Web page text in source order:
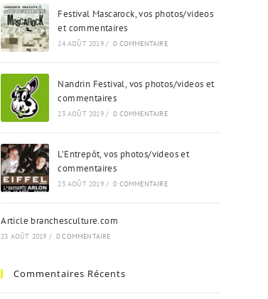
Festival Mascarock, vos photos/videos
et commentaires
24 AOÛT 2019 / 0 COMMENTAIRE
Nandrin Festival, vos photos/videos et
commentaires
23 AOÛT 2019 / 0 COMMENTAIRE
L’Entrepôt, vos photos/videos et
commentaires
23 AOÛT 2019 / 0 COMMENTAIRE
Article branchesculture.com
23 AOÛT 2019 / 0 COMMENTAIRE
Commentaires Récents